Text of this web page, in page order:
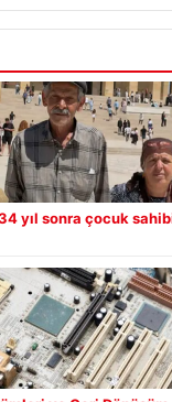
yıl sonra çocuk